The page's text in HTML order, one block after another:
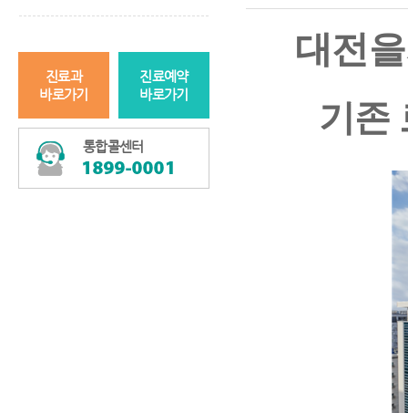
진료과
바로가기
진료예약
바로가기
통합콜센터
대전
기존